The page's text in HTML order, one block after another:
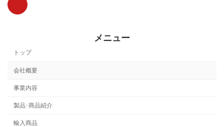
メニュー
トップ
会社概要
事業内容
製品･商品紹介
輸入商品